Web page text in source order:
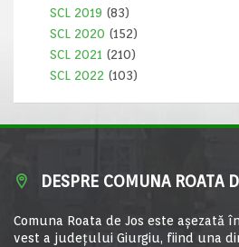
SCL 2019 (83)
SCL 2020 (152)
SCL 2021 (210)
SCL 2022 (103)
DESPRE COMUNA ROATA
Comuna Roata de Jos este aşezată
vest a judeţului Giurgiu, fiind una